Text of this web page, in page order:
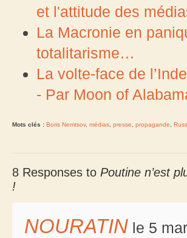
et l'attitude des
La Macronie en
totalitarisme…
La volte-face de
- Par Moon of
Mots clés : Boris Nemtsov, médias presse propagande
8 Responses to Poutine n’est
!
NOURATIN le 5